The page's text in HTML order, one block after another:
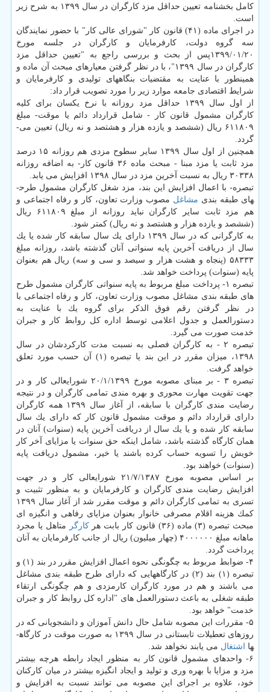
كامل بخشنامه تعیین حداقل مزد كارگران در سال ۱۳۹۹ به شرح زیر
است.
در اجرای ماده (۴۱) قانون كار "شورای عالی كار" با حضور نمایندگان
سه­ گروه دولت، كارفرمایان و كارگران در جلسه مورخ
۱۳۹۹/۰۱/۲۰پس از بحث و بررسی راجع به "تعیین حداقل مزد
كارگران در سال ۱۳۹۹"، با در نظر گرفتن معیارهای مبحث آن ماده و
همینطور با عنایت به مقتضیات بنگاه­های تولیدی و كارفرمایان و
شرایط اقتصادی جامعه موارد زیر را مورد تصویب قرار داد:
از اول سال ۱۳۹۹ حداقل مزد روزانه با نرخ یكسان برای كلیه
كارگران مشمول قانون كار - شامل قرارداد دائم یا موقت- مبلغ
۶۱۱۸۰۹ ریال (ششصد و یازده هزار و هشتصد و نه ریال) تعیین می­
گردد.
همچنین از اول سال ۱۳۹۹ سایر سطوح مزدی هم روزانه ۱۵ درصد
مزد ثابت یا مزد مبنا - مبحث ماده ۳۶ قانون كار- به اضافه روزانه
۳۰۳۳۸ ریال به نسبت آخرین مزد در سال ۱۳۹۸ افزایش می­ یابد.
تبصره- با اعمال افزایش این بند، مزد شغل كارگران مشمول طرح­
های طبقه­ بندی مشاغل مصوب وزارت تعاون، كار و رفاه اجتماعی و
هم مزد ثابت سایر كارگران نباید روزانه از مبلغ ۶۱۱۸۰۹ ریال
(ششصد و یازده هزار و هشتصد و نه ریال) كمتر شود.
به كارگرانی كه در سال ۱۳۹۹ دارای یك سال سابقه كار شده یا یك
سال از دریافت آخرین پایه سنواتی آنان گذشته باشد، روزانه مبلغ
۵۸۳۳۳ (پنجاه و هشت هزار و سیصد و سی و سه) ریال هم بعنوان
پایه (سنوات) پرداخت خواهد شد.
تبصره ۱- پرداخت مبلغ مربوط به پایه سنواتی كارگران مشمول طرح
های طبقه بندی مشاغل مصوب وزارت تعاون، كار و رفاه اجتماعی با
در نظر گرفتن رقم فوق الذكر برای گروه یك با عنایت به
دستورالعمل و جدول اعلامی توسط اداره كل روابط كار و جبران
خدمت صورت می گیرد.
تبصره ۲ - به كارگران فصلی به نسبت مدت كاركردشان در سال
۱۳۹۸، میزان مقرر در این بند یا تبصره (۱) آن حسب مورد تعلق
خواهد گرفت.
تبصره ۳ - بر مبنای مصوبه مورخ ۲۰/۱/۱۳۹۹ شورایعالی كار و در
جهت تقویت مهارت­ محوری و بهره­ مندی تمامی كارگران و در نتیجه
رضایت­ مندی كارگران با سابقه، از آغاز سال ۱۳۹۹ همه كارگران
دارای قرارداد دائم و موقت مشمول قانون كار كه دارای یك سال
سابقه كار شده و یا یك سال از دریافت آخرین پایه (سنوات) آنان در
همان كارگاه گذشته باشد، شامل اینكه حق سنوات یا مزایای آخر كار
خویش را تسویه حساب كرده باشند یا خیر، مشمول دریافت پایه
(سنوات) خواهند بود.
بر اساس مصوبه مورخ ۲۱/۷/۱۳۸۷ شورایعالی كار و در جهت
افزایش رضایت­ مندی كارگران و كارفرمایان و به منظور تثبیت و
تسری به تمامی كارگران دائم و موقت مقرر شد از آغاز سال ۱۳۹۹
كمك هزینه اقلام مصرفی خانوار بعنوان مزایای رفاهی و انگیزه ­ای
مبحث تبصره (۳) ماده (۳۶) قانون كار بابت هر
كارگر
متاهل یا مجرد
ماهانه مبلغ ۴۰۰۰۰۰۰ (چهار میلیون) ریال از جانب كارفرمایان به آنان
پرداخت گردد.
۴- ضوابط مربوط به چگونگی نحوه اعمال افزایش مقرر در بند (۱) و
تبصره (۱) بند (۲) در كارگاه­هایی كه دارای طرح طبقه ­بندی مشاغل
می­ باشند و هم در مورد كارگران كارمزدی و هم چگونگی ارتقاء
طبقه شغلی به باعث دستورالعمل­ های "اداره كل روابط كار و جبران
خدمت" خواهد بود.
۵- مقررات این مصوبه شامل حال دانش­ آموزان و دانشجویانی كه در
روزهای تعطیلات تابستانی در سال ۱۳۹۹ به صورت موقت در كارگاه­
ها
اشتغال می­ یابند نخواهد شد.
۶- واحدهای مشمول قانون كار به منظور ایجاد رابطه هرچه بیشتر
مزد و مزایا با بهره­ وری و تولید و ایجاد انگیزه بیشتر در میان كاركنان
خود، علاوه بر اجرای این مصوبه می­ توانند نسبت به افزایش و